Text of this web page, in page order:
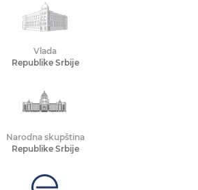
Vlada
Republike Srbije
Narodna skupština
Republike Srbije